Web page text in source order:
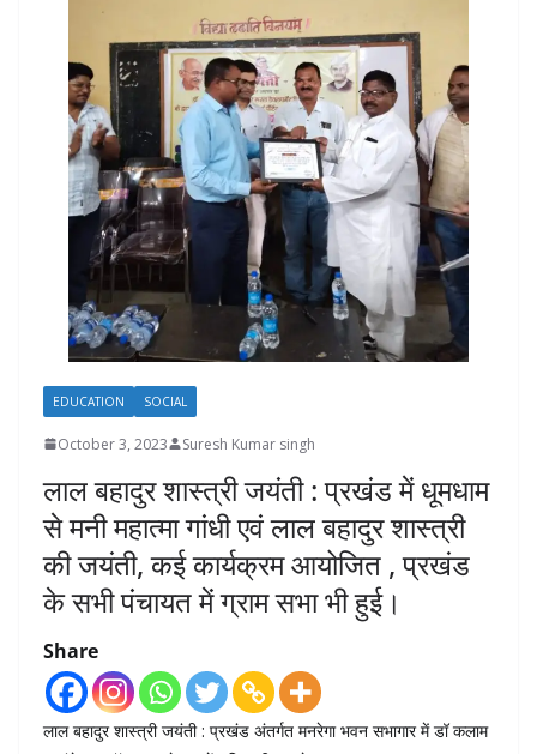
EDUCATION SOCIAL
October 3, 2023 Suresh Kumar singh
लाल बहादुर शास्त्री जयंती : प्रखंड में धूमधाम
से मनी महात्मा गांधी एवं लाल बहादुर शास्त्री
की जयंती, कई कार्यक्रम आयोजित , प्रखंड
के सभी पंचायत में ग्राम सभा भी हुई।
Share
लाल बहादुर शास्त्री जयंती : प्रखंड अंतर्गत मनरेगा भवन सभागार में डॉ कलाम